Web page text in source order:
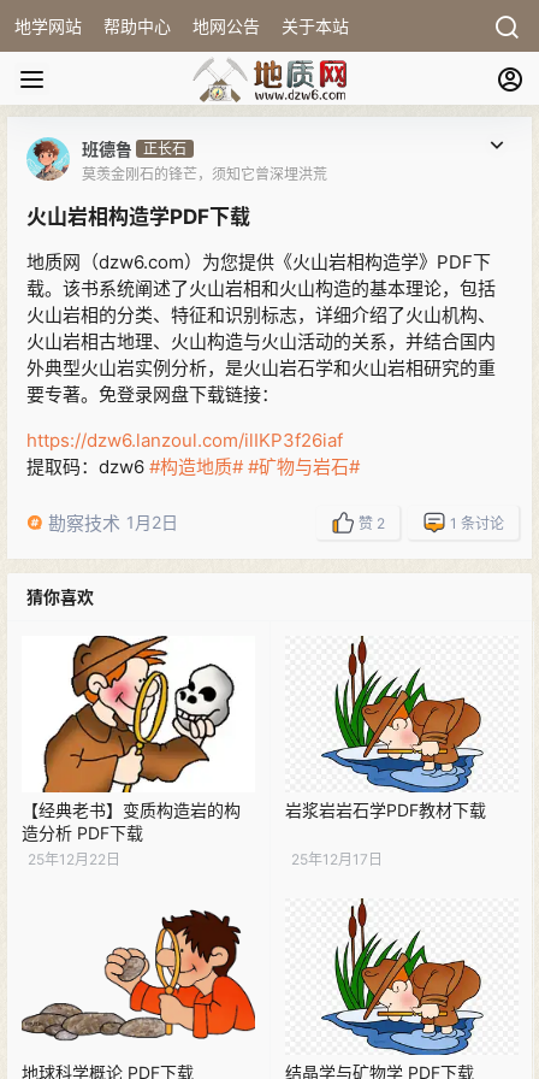
地学网站 帮助中心 地网公告 关于本站
班德鲁
正长石
莫羡金刚石的锋芒，须知它曾深埋洪荒
火山岩相构造学PDF下载
地质网（dzw6.com）为您提供《火山岩相构造学》PDF下
载。该书系统阐述了火山岩相和火山构造的基本理论，包括
火山岩相的分类、特征和识别标志，详细介绍了火山机构、
火山岩相古地理、火山构造与火山活动的关系，并结合国内
外典型火山岩实例分析，是火山岩石学和火山岩相研究的重
要专著。免登录网盘下载链接：
https://dzw6.lanzoul.com/ilIKP3f26iaf
提取码：dzw6 #构造地质# #矿物与岩石#
勘察技术 1月2日 赞 2 1 条讨论
猜你喜欢
【经典老书】变质构造岩的构
造分析 PDF下载
25年12月22日
岩浆岩岩石学PDF教材下载
25年12月17日
地球科学概论 PDF下载 结晶学与矿物学 PDF下载